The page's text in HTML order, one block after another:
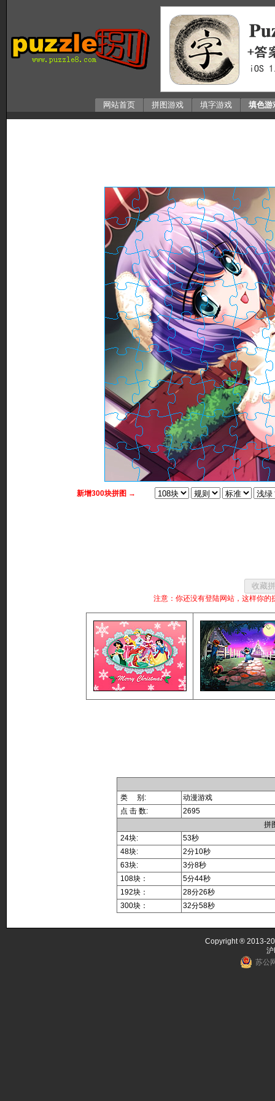
网站首页 拼图游戏 填字游戏 填色游
新增300块拼图 →
注意：你还没有登陆网站，这样你
类 别:
动漫游戏
点 击 数:
2695
拼
24块:
53秒
48块:
2分10秒
63块:
3分8秒
108块：
5分44秒
192块：
28分26秒
300块：
32分58秒
Copyright ® 2013-
苏公